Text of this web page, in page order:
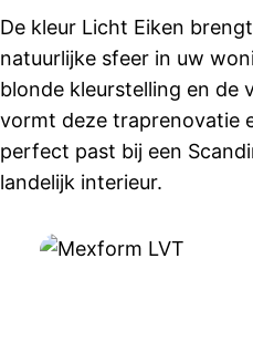
De kleur Licht Eiken
natuurlijke sfeer in uw
blonde kleurstelling en de
vormt deze traprenovatie
perfect past bij een
landelijk interieur.